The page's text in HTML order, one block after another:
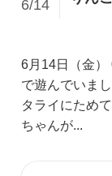
6/14
6月14日（金
で遊んでいま
タライにため
ちゃんが...